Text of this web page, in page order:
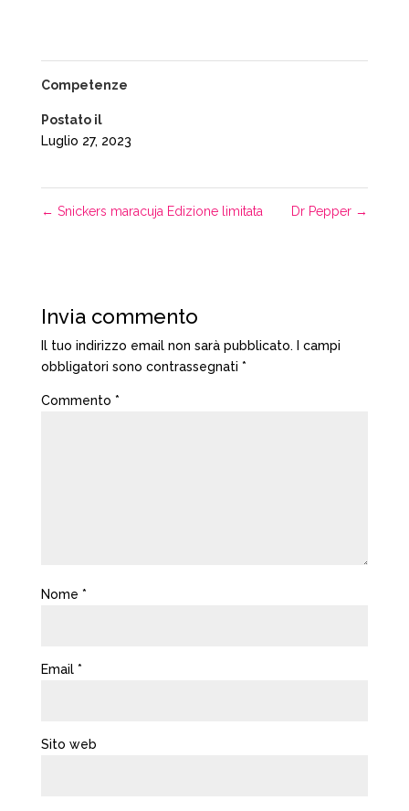
Competenze
Postato il
Luglio 27, 2023
← Snickers maracuja Edizione limitata Dr Pepper →
Invia commento
Il tuo indirizzo email non sarà pubblicato.
I campi
obbligatori sono contrassegnati *
Commento *
Nome *
Email *
Sito web